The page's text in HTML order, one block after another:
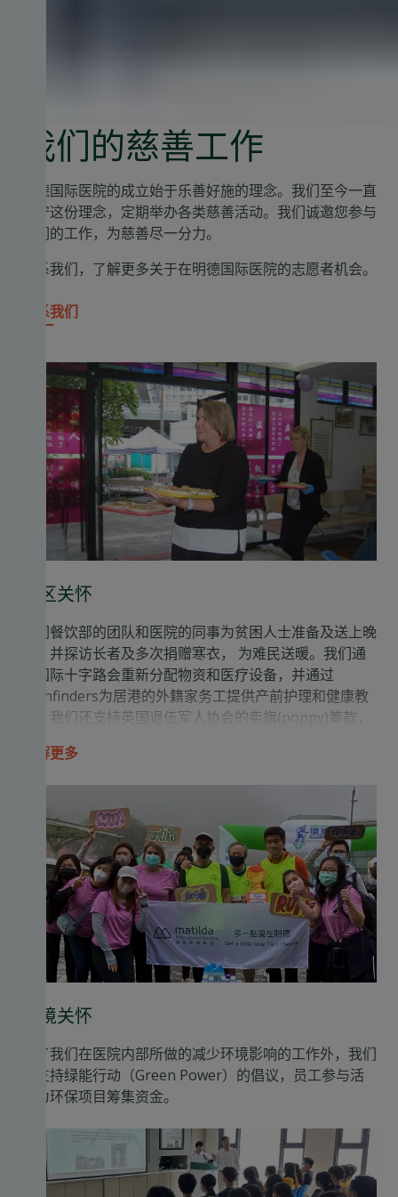
我们的慈善工作
明德国际医院的成立始于乐善好施的理念。我们至今一直
坚守这份理念，定期举办各类慈善活动。我们诚邀您参与
我们的工作，为慈善尽一分力。
联系我们，了解更多关于在明德国际医院的志愿者机会。
联系我们
社区关怀
我们餐饮部的团队和医院的同事为贫困人士准备及送上晚
餐，并探访长者及多次捐赠寒衣， 为难民送暖。我们通
国际十字路会重新分配物资和医疗设备，并通过
Pathfinders为居港的外籍家务工提供产前护理和健康教
育。我们还支持英国退伍军人协会的卖旗(poppy)筹款，
Sailability合作，为残障人士提供通过帆船运动建立自信
和独立能力的机会。
了解更多
环境关怀
除了我们在医院内部所做的减少环境影响的工作外，我们
还支持绿能行动（Green Power）的倡议，员工参与活
动为环保项目筹集资金。